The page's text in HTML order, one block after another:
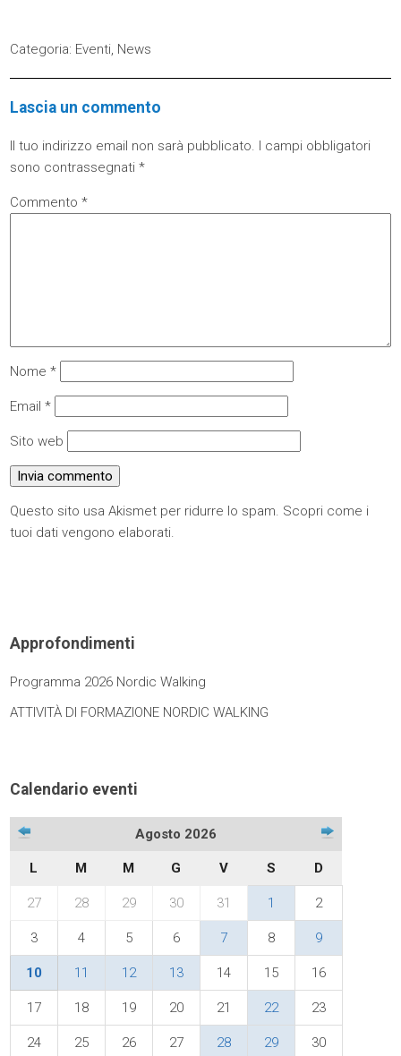
Categoria: Eventi, News
Lascia un commento
Il tuo indirizzo email non sarà pubblicato. I campi obbligatori
sono contrassegnati*
Commento*
Nome*
Email*
Sito web
Questo sito usa Akismet per ridurre lo spam. Scopri come i
tuoi dati vengono elaborati.
Approfondimenti
Programma 2026 Nordic Walking
ATTIVITÀ DI FORMAZIONE NORDIC WALKING
Calendario eventi
Agosto 2026
L M M G V S D
27 28 29 30 31 1 2
3 4 5 6 7 8 9
10 11 12 13 14 15 16
17 18 19 20 21 22 23
24 25 26 27 28 29 30